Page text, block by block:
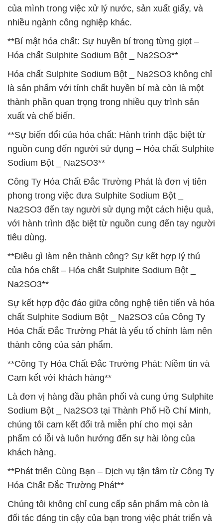
của mình trong việc xử lý nước, sản xuất giấy, và
nhiều ngành công nghiệp khác.
**Bí mật hóa chất: Sự huyền bí trong từng giọt –
Hóa chất Sulphite Sodium Bột _ Na2SO3**
Hóa chất Sulphite Sodium Bột _ Na2SO3 không chỉ
là sản phẩm với tính chất huyền bí mà còn là một
thành phần quan trọng trong nhiều quy trình sản
xuất và chế biến.
**Sự biến đổi của hóa chất: Hành trình đặc biệt từ
nguồn cung đến người sử dụng – Hóa chất Sulphite
Sodium Bột _ Na2SO3**
Công Ty Hóa Chất Đắc Trường Phát là đơn vị tiên
phong trong việc đưa Sulphite Sodium Bột _
Na2SO3 đến tay người sử dụng một cách hiệu quả,
với hành trình đặc biệt từ nguồn cung đến tay người
tiêu dùng.
**Điều gì làm nên thành công? Sự kết hợp lý thú
của hóa chất – Hóa chất Sulphite Sodium Bột _
Na2SO3**
Sự kết hợp độc đáo giữa công nghệ tiên tiến và hóa
chất Sulphite Sodium Bột _ Na2SO3 của Công Ty
Hóa Chất Đắc Trường Phát là yếu tố chính làm nên
thành công của sản phẩm.
**Công Ty Hóa Chất Đắc Trường Phát: Niềm tin và
Cam kết với khách hàng**
Là đơn vị hàng đầu phân phối và cung ứng Sulphite
Sodium Bột _ Na2SO3 tại Thành Phố Hồ Chí Minh,
chúng tôi cam kết đổi trả miễn phí cho mọi sản
phẩm có lỗi và luôn hướng đến sự hài lòng của
khách hàng.
**Phát triển Cùng Bạn – Dịch vụ tận tâm từ Công Ty
Hóa Chất Đắc Trường Phát**
Chúng tôi không chỉ cung cấp sản phẩm mà còn là
đối tác đáng tin cậy của bạn trong việc phát triển và